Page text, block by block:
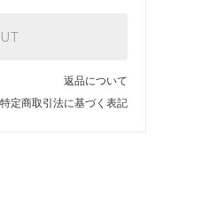
返品について
特定商取引法に基づく表記